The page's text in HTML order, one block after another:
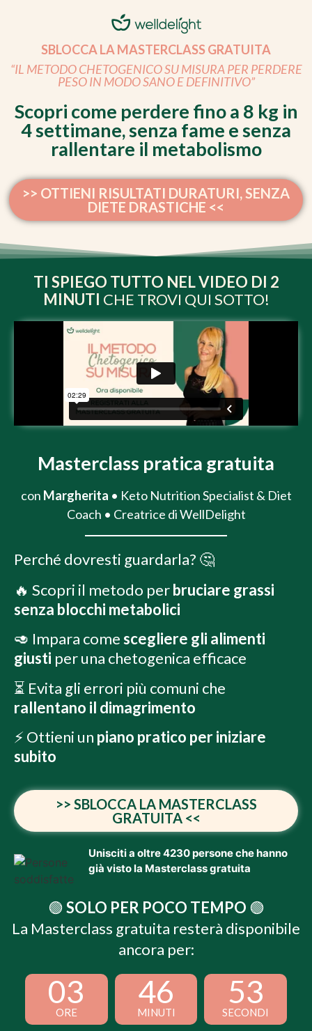
SBLOCCA LA MASTERCLASS GRATUITA
“IL METODO CHETOGENICO SU MISURA PER PERDERE
PESO IN MODO SANO E DEFINITIVO”
Scopri come perdere fino a 8 kg in
4 settimane, senza fame e senza
rallentare il metabolismo
>> OTTIENI RISULTATI DURATURI, SENZA
DIETE DRASTICHE <<
TI SPIEGO TUTTO NEL VIDEO DI 2
MINUTI CHE TROVI QUI SOTTO!
Masterclass pratica gratuita
con Margherita • Keto Nutrition Specialist & Diet
Coach • Creatrice di WellDelight
Perché dovresti guardarla? 🤔
🔥 Scopri il metodo perbruciare grassi
senza blocchi metabolici
🥑 Impara comescegliere gli alimenti
giusti per una chetogenica efficace
⏳ Evita gli errori più comuni che
rallentano il dimagrimento
⚡ Ottieni un piano pratico per iniziare
subito
>> SBLOCCA LA MASTERCLASS
GRATUITA <<
Unisciti a oltre 4230 persone che hanno
già visto la Masterclass gratuita
🟢SOLO PER POCO TEMPO 🟢
La Masterclass gratuita resterà disponibile
ancora per:
03
ORE
46
MINUTI
53
SECONDI